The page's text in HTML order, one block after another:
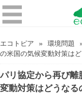
エコトピア 環境問題
の米国の気候変動対策は
パリ協定から再び
変動対策はどうなる